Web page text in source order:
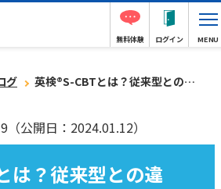
無料体験 ログイン MENU
グ 英検®︎S-CBTとは？従来型との違い・メリット・デメリットを徹底解説｜大学受験にも使える？
（公開日：2024.01.12）
は？従来型との違